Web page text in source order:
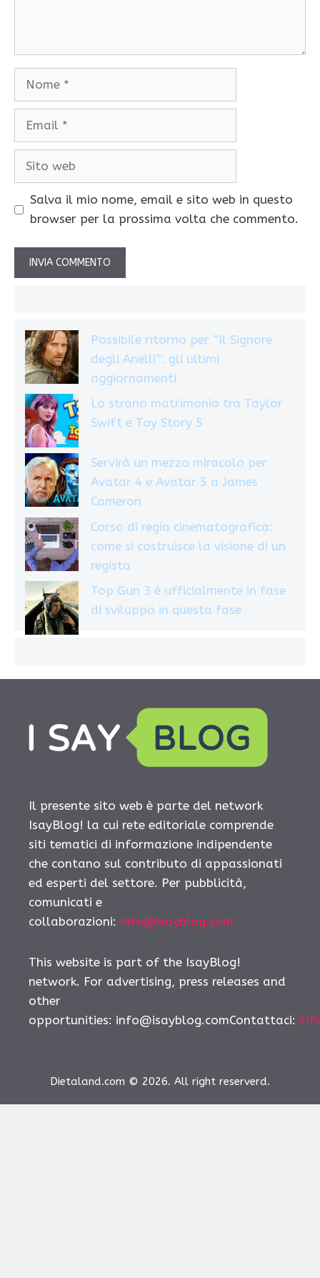
Nome
Email
Sito
Salva il mio nome, email e sito web in questo
browser per la prossima volta che commento.
Possibile ritorno per “Il Signore
degli Anelli”: gli ultimi
aggiornamenti
Lo strano matrimonio tra Taylor
Swift e Toy Story 5
Servirà un mezzo miracolo per
Avatar 4 e Avatar 5 a James
Cameron
Corso di regia cinematografica:
come si costruisce la visione di un
regista
Top Gun 3 è ufficialmente in fase
di sviluppo in questa fase
Il presente sito web è parte del network
IsayBlog! la cui rete editoriale comprende
siti tematici di informazione indipendente
che contano sul contributo di appassionati
ed esperti del settore. Per pubblicità,
comunicati e
collaborazioni: info@isayblog.com
This website is part of the IsayBlog!
network. For advertising, press releases and
other
opportunities: info@isayblog.comContattaci:
Dietaland.com © 2026. All right reserverd.